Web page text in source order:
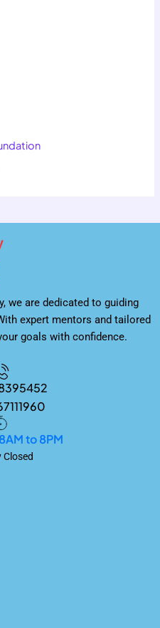
we are dedicated to guiding
expert mentors and tailored
goals with confidence.
to 8PM
Closed